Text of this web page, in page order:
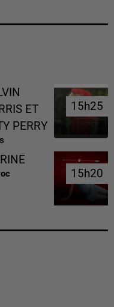
ET
PERRY
15h25
15h25
15h20
15h20